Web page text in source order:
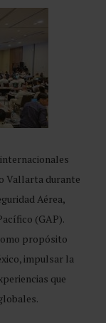
Vallarta durante
Aérea,
(GAP).
propósito
impulsar la
que